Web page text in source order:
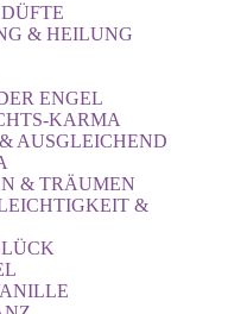
& HEILUNG
ENGEL
KARMA
AUSGLEICHEND
& TRÄUMEN
&